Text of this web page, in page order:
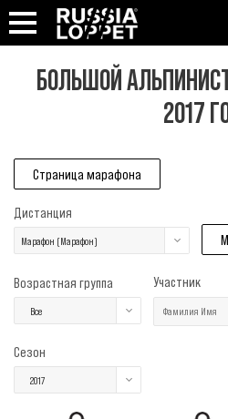
БОЛЬШОЙ
2017
Страница марафона
Дистанция
Марафон (Марафон)
Возрастная группа
Все
Участник
Сезон
2017